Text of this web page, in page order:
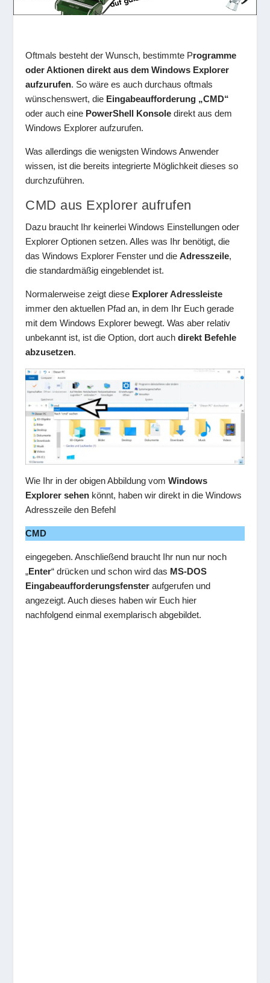
Oftmals besteht der Wunsch, bestimmte Programme
oder Aktionen direkt aus dem Windows Explorer
aufzurufen. So wäre es auch durchaus oftmals
wünschenswert, die Eingabeaufforderung „CMD“
oder auch eine PowerShell Konsole direkt aus dem
Windows Explorer aufzurufen.
Was allerdings die wenigsten Windows Anwender
wissen, ist die bereits integrierte Möglichkeit dieses so
durchzuführen.
CMD aus Explorer aufrufen
Dazu braucht Ihr keinerlei Windows Einstellungen oder
Explorer Optionen setzen. Alles was Ihr benötigt, die
das Windows Explorer Fenster und dieAdresszeile,
die standardmäßig eingeblendet ist.
Normalerweise zeigt diese Explorer Adressleiste
immer den aktuellen Pfad an, in dem Ihr Euch gerade
mit dem Windows Explorer bewegt. Was aber relativ
unbekannt ist, ist die Option, dort auchdirekt Befehle
abzusetzen.
Wie Ihr in der obigen Abbildung vomWindows
Explorer sehen könnt, haben wir direkt in die Windows
Adresszeile den Befehl
CMD
eingegeben. Anschließend braucht Ihr nun nur noch
„Enter“ drücken und schon wird das MS-DOS
Eingabeaufforderungsfenster aufgerufen und
angezeigt. Auch dieses haben wir Euch hier
nachfolgend einmal exemplarisch abgebildet.